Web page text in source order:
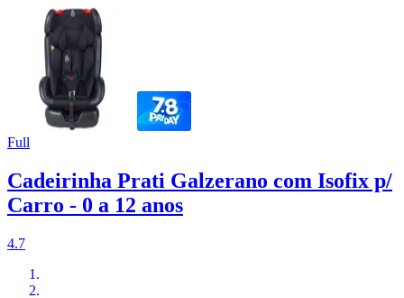
Full
Cadeirinha Prati Galzerano com Isofix p/
Carro - 0 a 12 anos
4.7